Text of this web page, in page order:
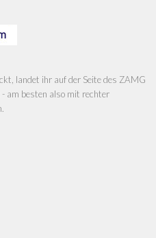
landet ihr auf der Seite des ZAMG
am besten also mit rechter